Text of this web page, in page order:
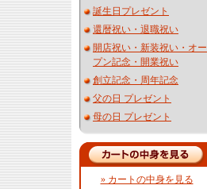
誕生日プレゼント
還暦祝い・退職祝い
開店祝い・新装祝い・オー
プン記念・開業祝い
創立記念・周年記念
父の日 プレゼント
母の日 プレゼント
» カートの中身を見る